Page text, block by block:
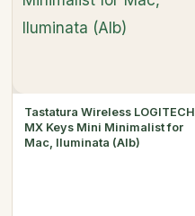
Tastatura Wireless LOGITECH
MX Keys Mini Minimalist for
Mac, Iluminata (Alb)